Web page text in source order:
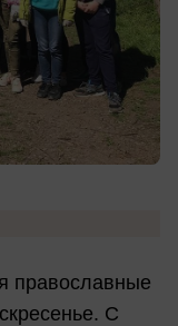
православные
С